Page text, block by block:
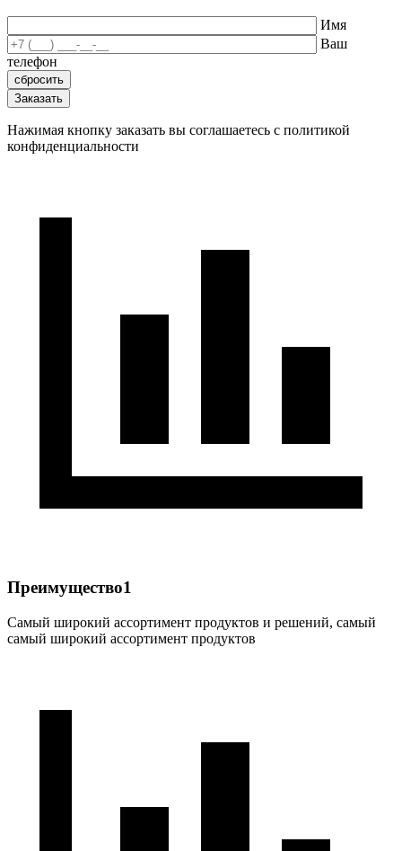
Имя
Ваш
телефон
Нажимая кнопку заказать вы соглашаетесь с политикой
конфиденциальности
Преимущество1
Самый широкий ассортимент продуктов и решений, самый
самый широкий ассортимент продуктов